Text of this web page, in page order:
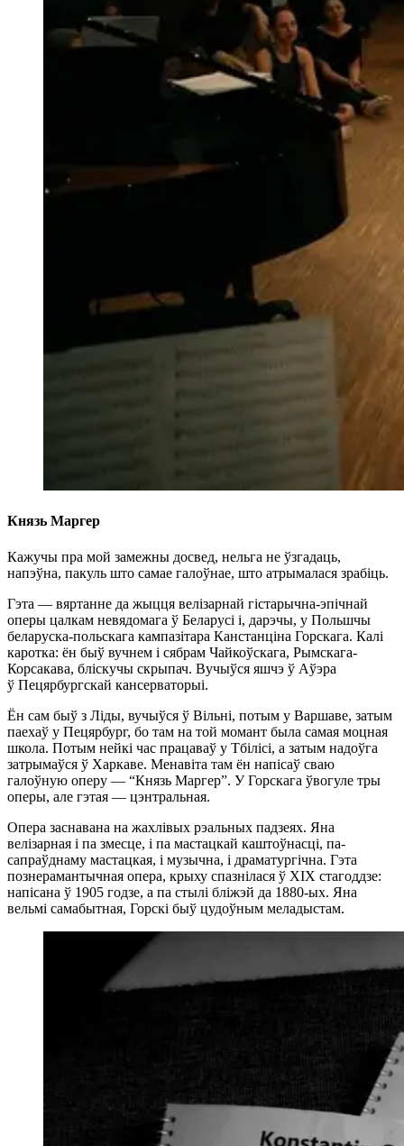
Князь Маргер
Кажучы пра мой замежны досвед, нельга не ўзгадаць,
напэўна, пакуль што самае галоўнае, што атрымалася зрабіць.
Гэта — вяртанне да жыцця велізарнай гістарычна-эпічнай
оперы цалкам невядомага ў Беларусі і, дарэчы, у Польшчы
беларуска-польскага кампазітара Канстанціна Горскага. Калі
каротка: ён быў вучнем і сябрам Чайкоўскага, Рымскага-
Корсакава, бліскучы скрыпач. Вучыўся яшчэ ў Аўэра
ў Пецярбургскай кансерваторыі.
Ён сам быў з Ліды, вучыўся ў Вільні, потым у Варшаве, затым
паехаў у Пецярбург, бо там на той момант была самая моцная
школа. Потым нейкі час працаваў у Тбілісі, а затым надоўга
затрымаўся ў Харкаве. Менавіта там ён напісаў сваю
галоўную оперу — “Князь Маргер”. У Горскага ўвогуле тры
оперы, але гэтая — цэнтральная.
Опера заснавана на жахлівых рэальных падзеях. Яна
велізарная і па змесце, і па мастацкай каштоўнасці, па-
сапраўднаму мастацкая, і музычна, і драматургічна. Гэта
познерамантычная опера, крыху спазнілася ў XIX стагоддзе:
напісана ў 1905 годзе, а па стылі бліжэй да 1880-ых. Яна
вельмі самабытная, Горскі быў цудоўным меладыстам.